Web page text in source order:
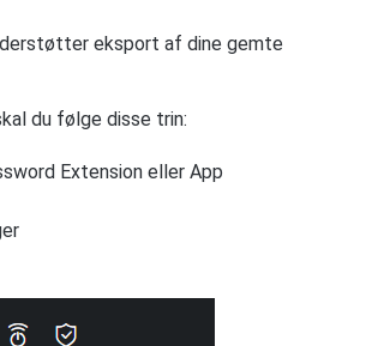
eksport af dine gemte
du følge disse trin:
Extension eller App